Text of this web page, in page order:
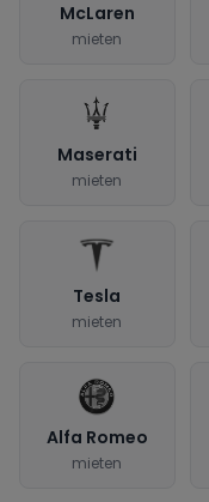
McLaren
mieten
Maserati
mieten
Tesla
mieten
Alfa Romeo
mieten